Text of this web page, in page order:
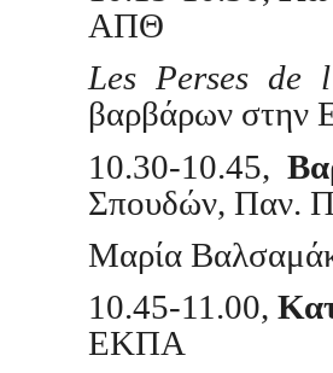
ΑΠΘ
Les Perses de
βαρβάρων στην
10.30-10.45,
Σπουδών, Παν.
Μαρία
10.45-11.00,
ΕΚΠΑ